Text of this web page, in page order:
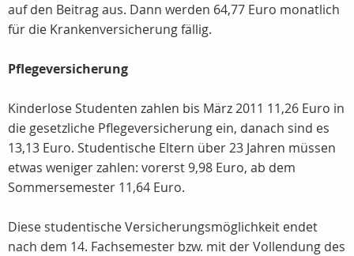
auf den Beitrag aus. Dann werden 64,77 Euro monatlich
für die Krankenversicherung fällig.
Pflegeversicherung
Kinderlose Studenten zahlen bis März 2011 11,26 Euro in
die gesetzliche Pflegeversicherung ein, danach sind es
13,13 Euro. Studentische Eltern über 23 Jahren müssen
etwas weniger zahlen: vorerst 9,98 Euro, ab dem
Sommersemester 11,64 Euro.
Diese studentische Versicherungsmöglichkeit endet
nach dem 14. Fachsemester bzw. mit der Vollendung des